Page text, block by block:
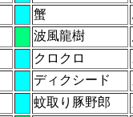
蟹
波風龍樹
クロクロ
ディクシード
蚊取り豚野郎